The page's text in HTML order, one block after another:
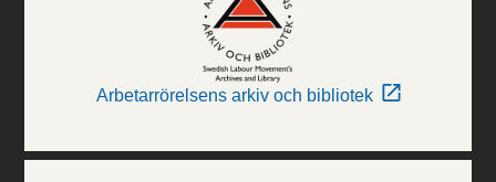
Arbetarrörelsens arkiv och bibliotek